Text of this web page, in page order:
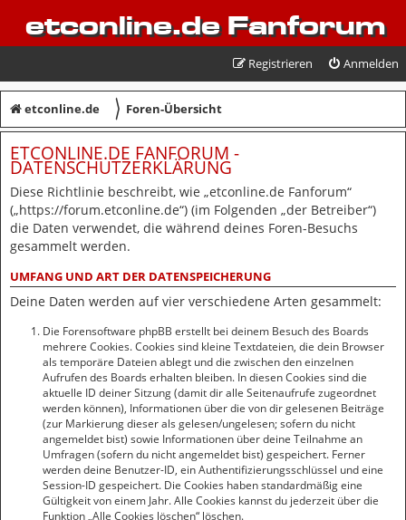
etconline.de Fanforum
Anmelden
Registrieren
etconline.de 〉 Foren-Übersicht
ETCONLINE.DE FANFORUM -
DATENSCHUTZERKLÄRUNG
Diese Richtlinie beschreibt, wie „etconline.de Fanforum“
(„https://forum.etconline.de“) (im Folgenden „der Betreiber“)
die Daten verwendet, die während deines Foren-Besuchs
gesammelt werden.
UMFANG UND ART DER DATENSPEICHERUNG
Deine Daten werden auf vier verschiedene Arten gesammelt:
Die Forensoftware phpBB erstellt bei deinem Besuch des Boards
mehrere Cookies. Cookies sind kleine Textdateien, die dein Browser
als temporäre Dateien ablegt und die zwischen den einzelnen
Aufrufen des Boards erhalten bleiben. In diesen Cookies sind die
aktuelle ID deiner Sitzung (damit dir alle Seitenaufrufe zugeordnet
werden können), Informationen über die von dir gelesenen Beiträge
(zur Markierung dieser als gelesen/ungelesen; sofern du nicht
angemeldet bist) sowie Informationen über deine Teilnahme an
Umfragen (sofern du nicht angemeldet bist) gespeichert. Ferner
werden deine Benutzer-ID, ein Authentifizierungsschlüssel und eine
Session-ID gespeichert. Die Cookies haben standardmäßig eine
Gültigkeit von einem Jahr. Alle Cookies kannst du jederzeit über die
Funktion „Alle Cookies löschen“ löschen.